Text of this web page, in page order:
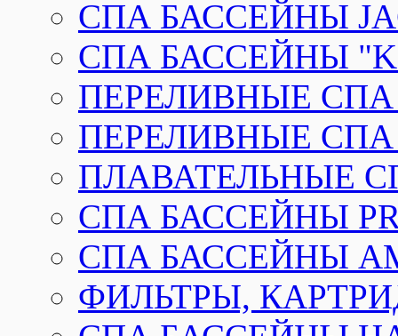
СПА БАССЕЙНЫ
СПА БАССЕЙНЫ
ПЕРЕЛИВНЫЕ СПА
ПЕРЕЛИВНЫЕ СПА
ПЛАВАТЕЛЬНЫЕ
СПА БАССЕЙНЫ
СПА БАССЕЙНЫ
ФИЛЬТРЫ,